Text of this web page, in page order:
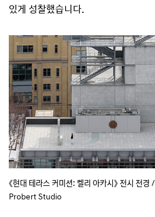
있게 성찰했습니다.
《현대 테라스 커미션: 켈리 아카시》 전시 전경 /
Probert Studio